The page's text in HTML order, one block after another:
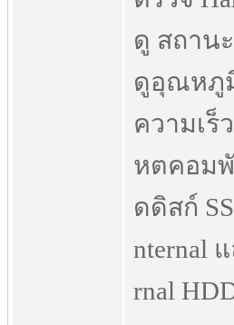
ดู สถาน
ดูอุณหภู
ความเร็
หตคอม
ดดิสก์
nternal
rnal